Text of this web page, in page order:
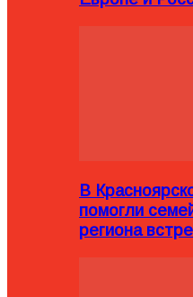
В
помогли
региона